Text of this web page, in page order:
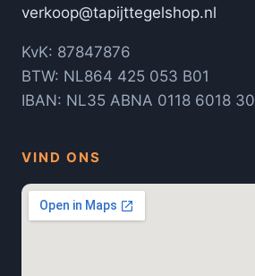
verkoop@tapijttegelshop.nl
KvK: 87847876
BTW: NL864 425 053 B01
IBAN: NL35 ABNA 0118 6018 30
VIND ONS